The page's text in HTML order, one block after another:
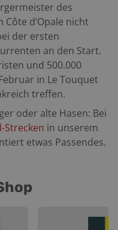
des
d’Opale nicht
der ersten
an den Start.
und 500.000
in Le Touquet
treffen.
oder alte Hasen: Bei
Strecken in unserem
etwas Passendes.